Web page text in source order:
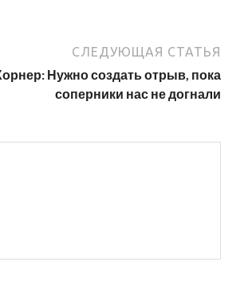
СЛЕДУЮЩАЯ СТАТЬЯ
Нужно создать отрыв, пока
соперники нас не догнали